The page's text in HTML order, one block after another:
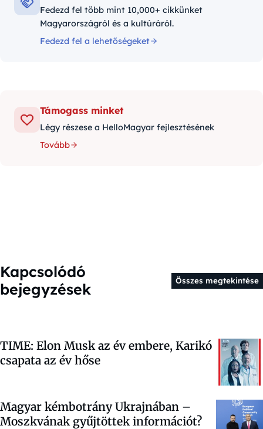
Fedezd fel több mint 10,000+ cikkünket
Magyarországról és a kultúráról.
Fedezd fel a lehetőségeket
Támogass minket
Légy részese a HelloMagyar fejlesztésének
Tovább
Kapcsolódó
bejegyzések
Összes megtekintése
TIME: Elon Musk az év embere, Karikó
csapata az év hőse
Magyar kémbotrány Ukrajnában –
Moszkvának gyűjtöttek információt?